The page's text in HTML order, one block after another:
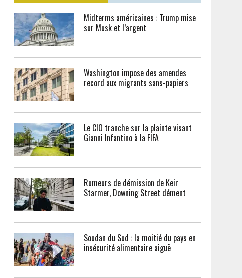
Midterms américaines : Trump mise
sur Musk et l’argent
Washington impose des amendes
record aux migrants sans-papiers
Le CIO tranche sur la plainte visant
Gianni Infantino à la FIFA
Rumeurs de démission de Keir
Starmer, Downing Street dément
Soudan du Sud : la moitié du pays en
insécurité alimentaire aiguë